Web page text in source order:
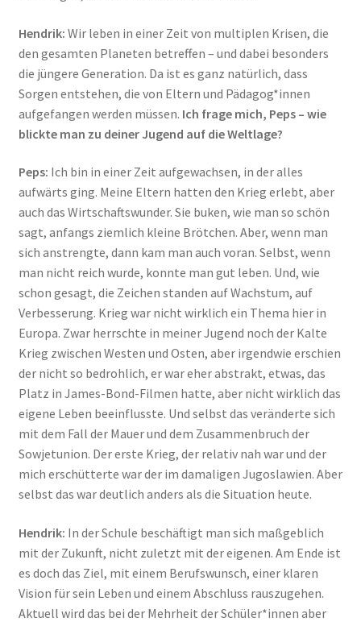
Hendrik: Wir leben in einer Zeit von multiplen Krisen, die
den gesamten Planeten betreffen – und dabei besonders
die jüngere Generation. Da ist es ganz natürlich, dass
Sorgen entstehen, die von Eltern und Pädagog*innen
aufgefangen werden müssen. Ich frage mich, Peps – wie
blickte man zu deiner Jugend auf die Weltlage?
Peps: Ich bin in einer Zeit aufgewachsen, in der alles
aufwärts ging. Meine Eltern hatten den Krieg erlebt, aber
auch das Wirtschaftswunder. Sie buken, wie man so schön
sagt, anfangs ziemlich kleine Brötchen. Aber, wenn man
sich anstrengte, dann kam man auch voran. Selbst, wenn
man nicht reich wurde, konnte man gut leben. Und, wie
schon gesagt, die Zeichen standen auf Wachstum, auf
Verbesserung. Krieg war nicht wirklich ein Thema hier in
Europa. Zwar herrschte in meiner Jugend noch der Kalte
Krieg zwischen Westen und Osten, aber irgendwie erschien
der nicht so bedrohlich, er war eher abstrakt, etwas, das
Platz in James-Bond-Filmen hatte, aber nicht wirklich das
eigene Leben beeinflusste. Und selbst das veränderte sich
mit dem Fall der Mauer und dem Zusammenbruch der
Sowjetunion. Der erste Krieg, der relativ nah war und der
mich erschütterte war der im damaligen Jugoslawien. Aber
selbst das war deutlich anders als die Situation heute.
Hendrik: In der Schule beschäftigt man sich maßgeblich
mit der Zukunft, nicht zuletzt mit der eigenen. Am Ende ist
es doch das Ziel, mit einem Berufswunsch, einer klaren
Vision für sein Leben und einem Abschluss rauszugehen.
Aktuell wird das bei der Mehrheit der Schüler*innen aber